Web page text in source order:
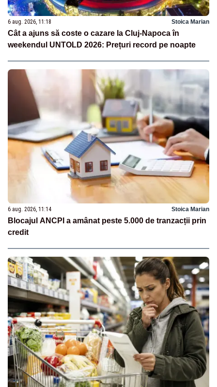
6 aug. 2026, 11:18 Stoica Marian
Cât a ajuns să coste o cazare la Cluj-Napoca în
weekendul UNTOLD 2026: Prețuri record pe noapte
6 aug. 2026, 11:14 Stoica Marian
Blocajul ANCPI a amânat peste 5.000 de tranzacții prin
credit